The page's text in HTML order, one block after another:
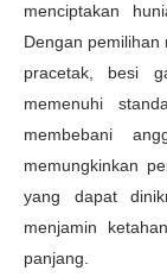
menciptakan
Dengan
pracetak, besi
memenuhi
membebani
memungkinkan
yang dapat
menjamin
panjang.